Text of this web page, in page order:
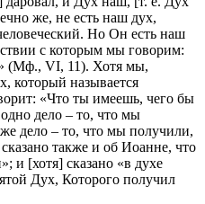
же, не есть наш дух,
Но Он есть наш
с которым мы говорим:
(Мф., VI, 11). Хотя мы,
который называется
«Что ты имеешь, чего бы
дело – то, что мы
дело – то, что мы получили,
также и об Иоанне, что
и [хотя] сказано «в духе
Дух, Которого получил